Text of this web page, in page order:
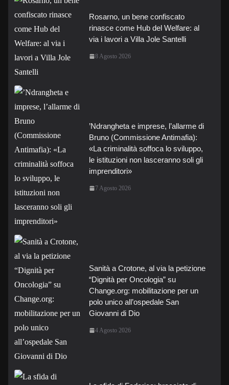
Rosarno, un bene confiscato
rinasce come Hub del Welfare: al
via i lavori a Villa Jole Santelli
8 Agosto 2026
’Ndrangheta e imprese, l’allarme di
Bruno (Commissione Antimafia):
«La criminalità soffoca lo sviluppo,
le istituzioni non lasceranno soli gli
imprenditori»
7 Agosto 2026
Sanità a Crotone, al via la petizione
“Dignità per Oncologia” su
Change.org: mobilitazione per un
polo unico all’ospedale San
Giovanni di Dio
4 Agosto 2026